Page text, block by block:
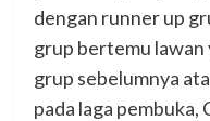
dengan runner up
grup bertemu lawan
grup sebelumnya
pada laga